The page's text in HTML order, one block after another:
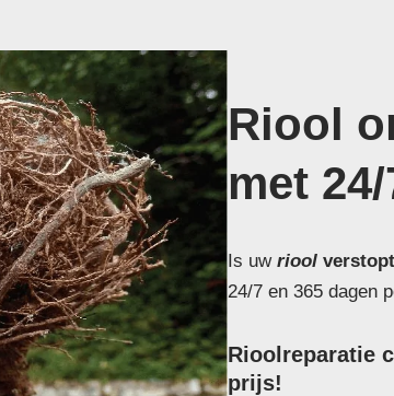
Riool
met
Is uw riool verstopt
24/7 en 365 dagen
Rioolreparatie
prijs!